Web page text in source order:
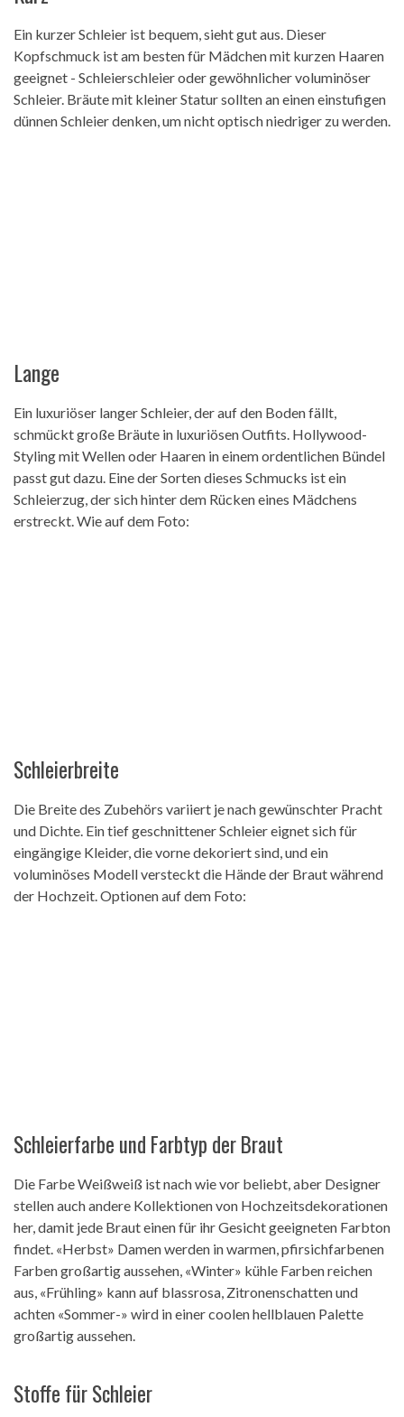
Ein kurzer Schleier ist bequem, sieht gut aus. Dieser
Kopfschmuck ist am besten für Mädchen mit kurzen Haaren
geeignet - Schleierschleier oder gewöhnlicher voluminöser
Schleier. Bräute mit kleiner Statur sollten an einen einstufigen
dünnen Schleier denken, um nicht optisch niedriger zu werden.
Lange
Ein luxuriöser langer Schleier, der auf den Boden fällt,
schmückt große Bräute in luxuriösen Outfits. Hollywood-
Styling mit Wellen oder Haaren in einem ordentlichen Bündel
passt gut dazu. Eine der Sorten dieses Schmucks ist ein
Schleierzug, der sich hinter dem Rücken eines Mädchens
erstreckt. Wie auf dem Foto:
Schleierbreite
Die Breite des Zubehörs variiert je nach gewünschter Pracht
und Dichte. Ein tief geschnittener Schleier eignet sich für
eingängige Kleider, die vorne dekoriert sind, und ein
voluminöses Modell versteckt die Hände der Braut während
der Hochzeit. Optionen auf dem Foto:
Schleierfarbe und Farbtyp der Braut
Die Farbe Weißweiß ist nach wie vor beliebt, aber Designer
stellen auch andere Kollektionen von Hochzeitsdekorationen
her, damit jede Braut einen für ihr Gesicht geeigneten Farbton
findet. «Herbst» Damen werden in warmen, pfirsichfarbenen
Farben großartig aussehen, «Winter» kühle Farben reichen
aus, «Frühling» kann auf blassrosa, Zitronenschatten und
achten «Sommer-» wird in einer coolen hellblauen Palette
großartig aussehen.
Stoffe für Schleier